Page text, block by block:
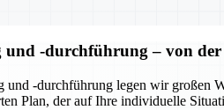
-durchführung – von der
-durchführung legen wir großen
Plan, der auf Ihre individuelle